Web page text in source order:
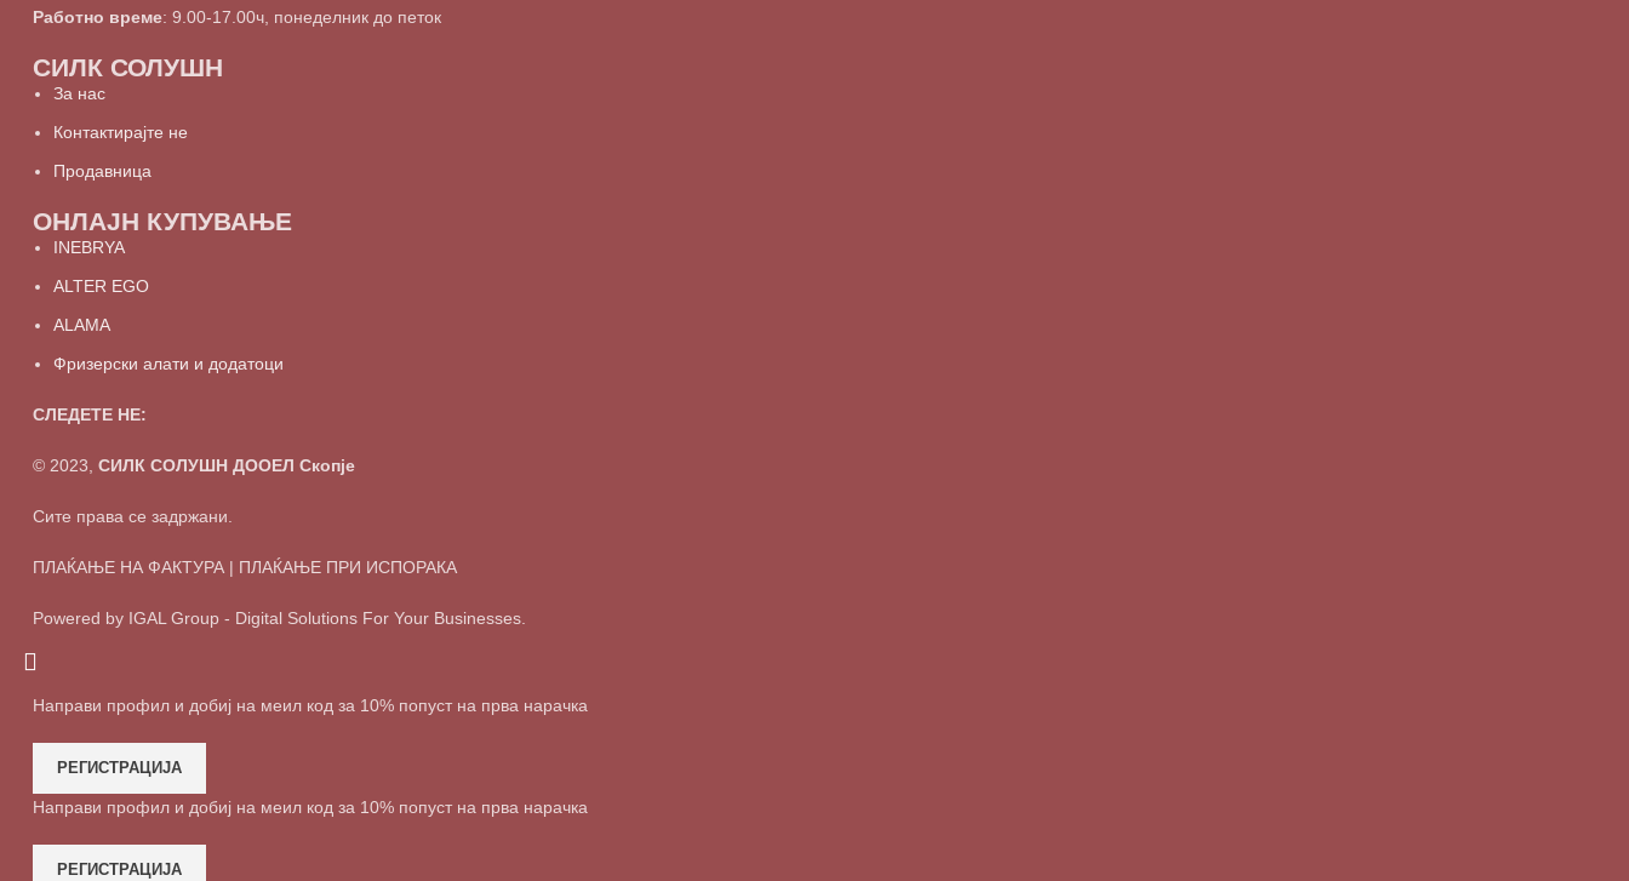
Работно време: 9.00-17.00ч, понеделник до петок
СИЛК СОЛУШН
За нас
Контактирајте не
Продавница
ОНЛАЈН КУПУВАЊЕ
INEBRYA
ALTER EGO
ALAMA
Фризерски алати и додатоци
СЛЕДЕТЕ НЕ:
© 2023, СИЛК СОЛУШН ДООЕЛ Скопје
Сите права се задржани.
ПЛАЌАЊЕ НА ФАКТУРА | ПЛАЌАЊЕ ПРИ ИСПОРАКА
Powered by IGAL Group - Digital Solutions For Your Businesses.
Направи профил и добиј на меил код за 10% попуст на прва нарачка
РЕГИСТРАЦИЈА
Направи профил и добиј на меил код за 10% попуст на прва нарачка
РЕГИСТРАЦИЈА